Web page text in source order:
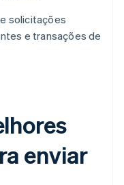
solicitações
e transações de
enviar